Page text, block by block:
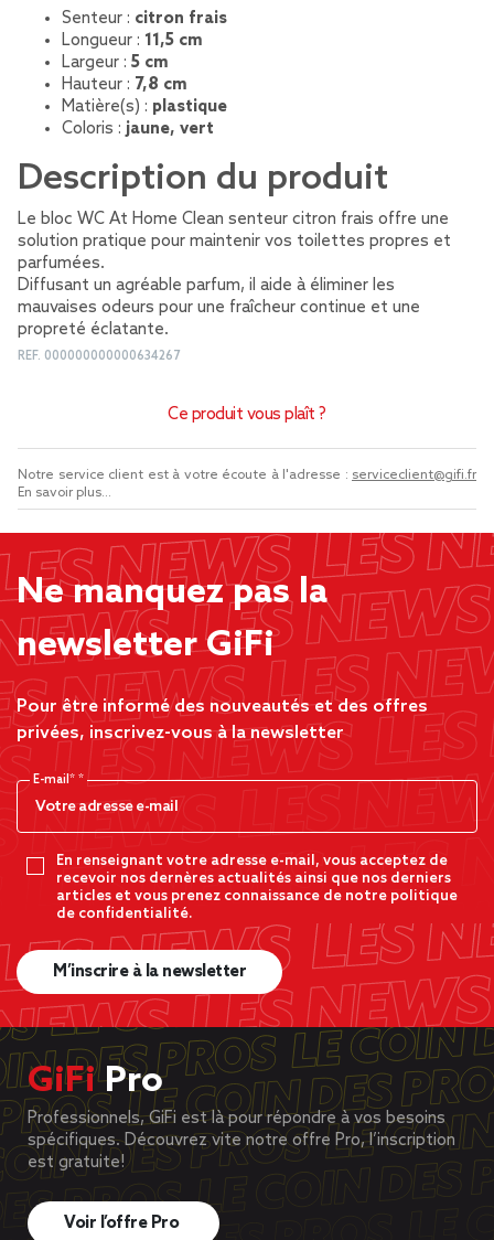
Senteur : citron frais
Longueur : 11,5 cm
Largeur : 5 cm
Hauteur : 7,8 cm
Matière(s) : plastique
Coloris : jaune, vert
Description du produit
Le bloc WC At Home Clean senteur citron frais offre une
solution pratique pour maintenir vos toilettes propres et
parfumées.
Diffusant un agréable parfum, il aide à éliminer les
mauvaises odeurs pour une fraîcheur continue et une
propreté éclatante.
REF. 000000000000634267
Ce produit vous plaît ?
Notre service client est à votre écoute à l'adresse : serviceclient@gifi.fr
En savoir plus...
Ne manquez pas la
newsletter GiFi
Pour être informé des nouveautés et des offres
privées, inscrivez-vous à la newsletter
E-mail*
En renseignant votre adresse e-mail, vous acceptez de
recevoir nos dernères actualités ainsi que nos derniers
articles et vous prenez connaissance de notre politique
de confidentialité.
M’inscrire à la newsletter
GiFiPro
Professionnels, GiFi est là pour répondre à vos besoins
spécifiques. Découvrez vite notre offre Pro, l’inscription
est gratuite!
Voir l’offre Pro